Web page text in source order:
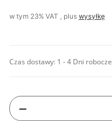
w tym 23% VAT , plus wysyłkę
Czas dostawy: 1 - 4 Dni robocze